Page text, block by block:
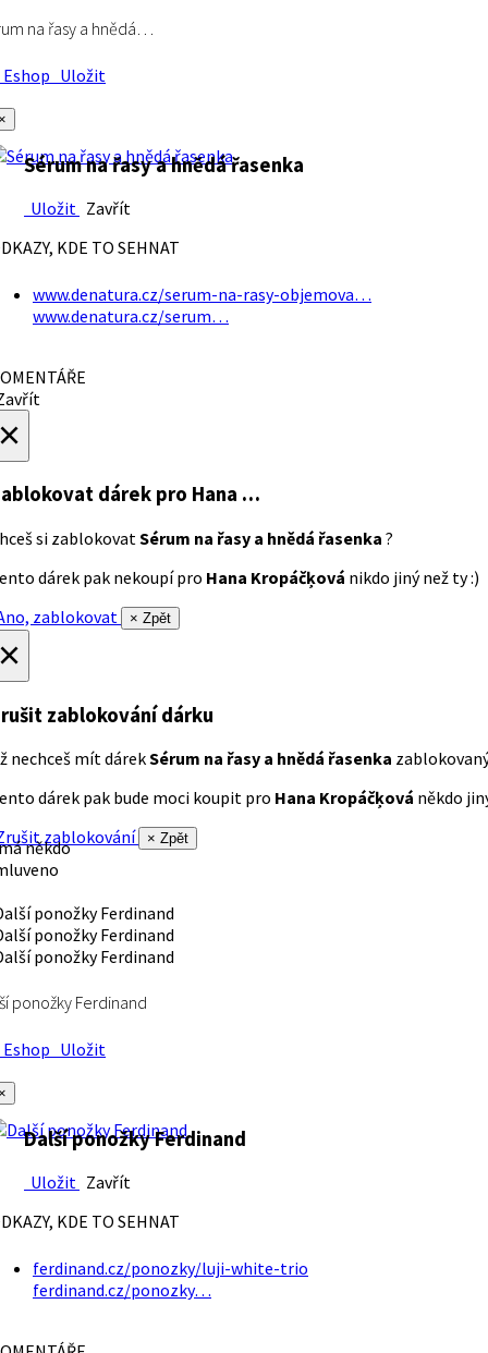
na řasy a hnědá…
Uložit
Sérum na řasy a hnědá řasenka
Uložit Zavřít
KDE TO SEHNAT
www.denatura.cz/serum-na-rasy-objemova…
www.denatura.cz/serum…
dárek pro Hana …
si zablokovatSérum na řasy a hnědá řasenka ?
dárek pak nekoupí pro Hana Kropáčķová nikdo jiný než ty :)
zablokovat
× Zpět
zablokování dárku
nechceš mít dárekSérum na řasy a hnědá řasenka
dárek pak bude moci koupit pro Hana Kropáčķová někdo
zablokování
× Zpět
někdo
ponožky Ferdinand
Uložit
Další ponožky Ferdinand
Uložit Zavřít
KDE TO SEHNAT
ferdinand.cz/ponozky/luji-white-trio
ferdinand.cz/ponozky…